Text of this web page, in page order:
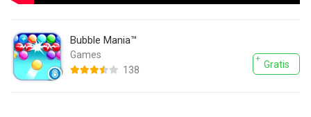
Bubble Mania™
138
Games
Gratis